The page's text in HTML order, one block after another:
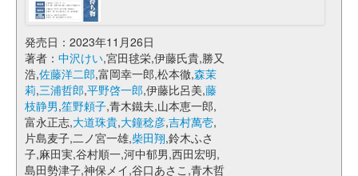
発売日：2023年11月26日
著者： 中沢けい,宮田毬栄,伊藤氏貴,勝又
浩,佐藤洋二郎,富岡幸一郎,松本徹,森茉
莉,三浦哲郎,平野啓一郎,伊藤比呂美,藤
枝静男,笙野頼子,青木鐵夫,山本恵一郎,
富永正志,大道珠貴,大鐘稔彦,吉村萬壱,
片島麦子,二ノ宮一雄,柴田翔,鈴木ふさ
子,麻田実,谷村順一,河中郁男,西田宏明,
島田勢津子,神保メイ,谷口あさこ,青木哲